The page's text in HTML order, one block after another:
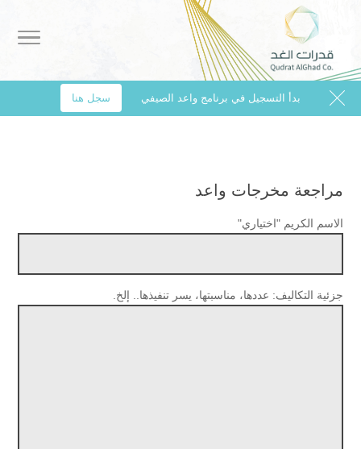
بدأ التسجيل في برنامج واعد الصيفي سجل هنا 0532499915
info@g-alghad.com
مراجعة مخرجات واعد
الاسم الكريم "اختياري"
جزئية التكاليف: عددها، مناسبتها، يسر تنفيذها.. إلخ.